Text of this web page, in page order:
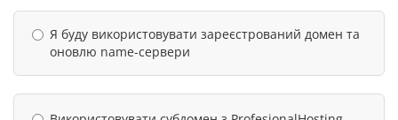
Я буду використовувати зареєстрований домен та
оновлю name-сервери